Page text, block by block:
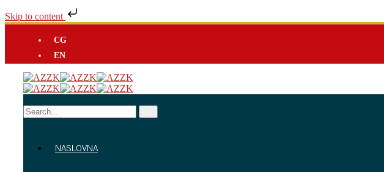
Skip to content
CG
EN
NASLOVNA